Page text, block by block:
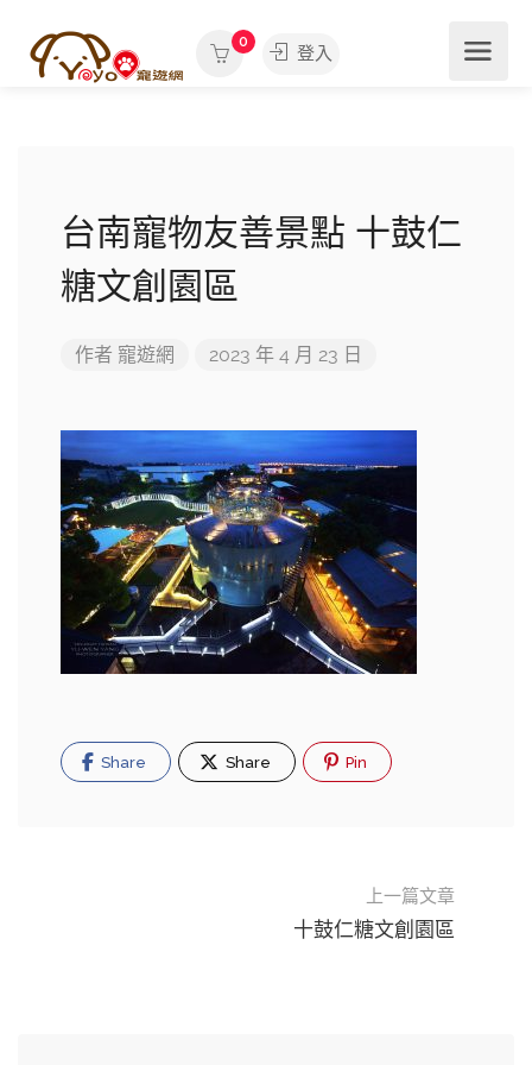
0
登入
台南寵物友善景點 十鼓仁
糖文創園區
作者 寵遊網 2023 年 4 月 23 日
Share Share Pin
上一篇文章
十鼓仁糖文創園區